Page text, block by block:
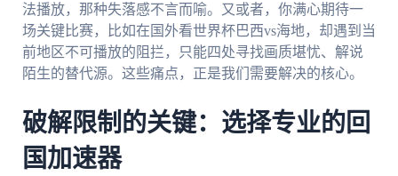
法播放，那种失落感不言而喻。又或者，你满心期待一
场关键比赛，比如在国外看世界杯巴西vs海地，却遇到当
前地区不可播放的阻拦，只能四处寻找画质堪忧、解说
陌生的替代源。这些痛点，正是我们需要解决的核心。
破解限制的关键：选择专业的回
国加速器